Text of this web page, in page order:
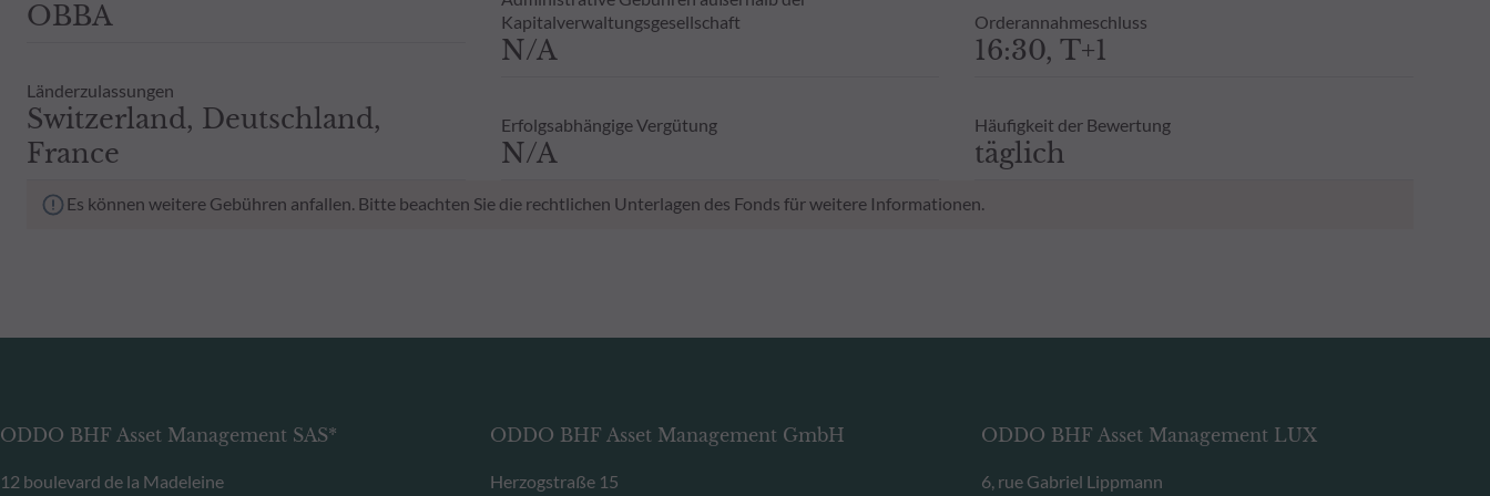
OBBA
Länderzulassungen
Switzerland, Deutschland,
France
Kapitalverwaltungsgesellschaft
N/A
Erfolgsabhängige Vergütung
N/A
Orderannahmeschluss
16:30, T+1
Häufigkeit der Bewertung
täglich
Es können weitere Gebühren anfallen. Bitte beachten Sie die rechtlichen Unterlagen des Fonds für weitere Informationen.
ODDO BHF Asset Management SAS*
12 boulevard de la Madeleine
ODDO BHF Asset Management GmbH
Herzogstraße 15
ODDO BHF Asset Management LUX
6, rue Gabriel Lippmann